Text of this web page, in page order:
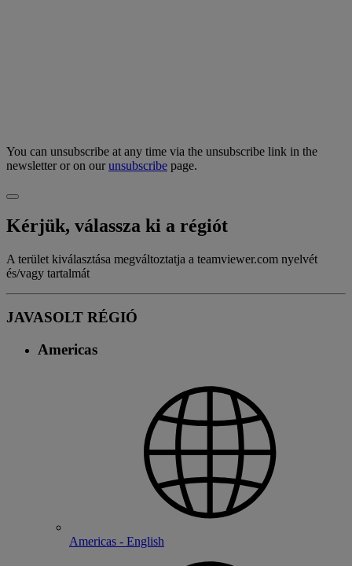
You can unsubscribe at any time via the unsubscribe link in the
newsletter or on ourunsubscribe page.
Kérjük, válassza ki a régiót
A terület kiválasztása megváltoztatja a teamviewer.com nyelvét
és/vagy tartalmát
JAVASOLT RÉGIÓ
Americas
Americas - English